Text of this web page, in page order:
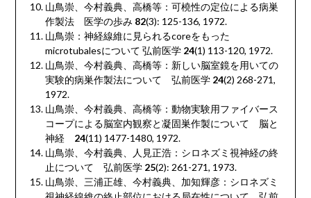
山鳥崇、今村義典、高橋等：可橈性の定位による病巣
作製法 医学の歩み 82(3): 125-136, 1972.
山鳥崇：神経線維に見られるcoreをもった
microtubalesについて 弘前医学 24(1) 113-120, 1972.
山鳥崇、今村義典、高橋等：新しい脳室鏡を用いての
実験的病巣作製法について 弘前医学 24(2) 268-271,
1972.
山鳥崇、今村義典、高橋等：動物実験用ファイバース
コープによる脳室内観察と凝固巣作製について 脳と
神経 24(11) 1477-1480, 1972.
山鳥崇、今村義典、人見正浩：シロネズミ視神経の終
止について 弘前医学 25(2): 261-271, 1973.
山鳥崇、三浦正雄、今村義典、加知輝彦：シロネズミ